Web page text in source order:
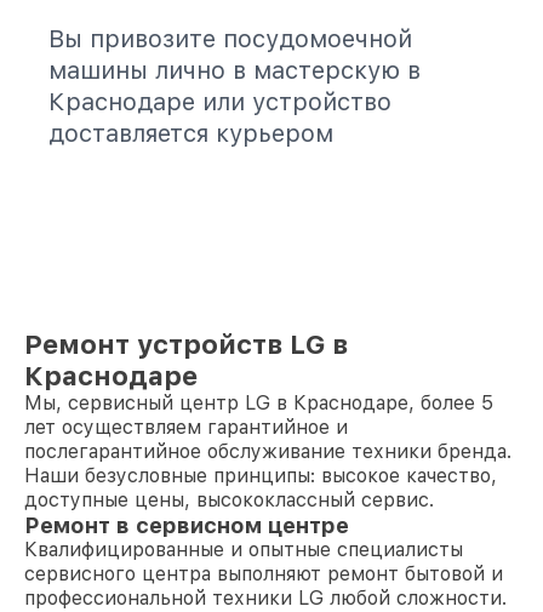
Вы привозите посудомоечной
машины лично в мастерскую в
Краснодаре или устройство
доставляется курьером
Ремонт устройств LG в
Краснодаре
Мы, сервисный центр LG в Краснодаре, более 5
лет осуществляем гарантийное и
послегарантийное обслуживание техники бренда.
Наши безусловные принципы: высокое качество,
доступные цены, высококлассный сервис.
Ремонт в сервисном центре
Квалифицированные и опытные специалисты
сервисного центра выполняют ремонт бытовой и
профессиональной техники LG любой сложности.